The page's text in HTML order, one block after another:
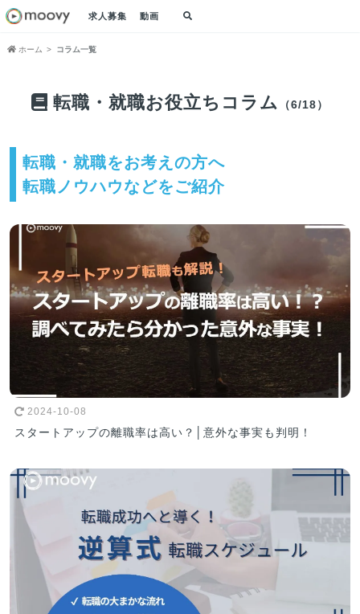
求人募集 動画
ホーム コラム一覧
転職・就職お役立ちコラム （6/18）
転職・就職をお考えの方へ
転職ノウハウなどをご紹介
2024-10-08
スタートアップの離職率は高い？│意外な事実も判明！